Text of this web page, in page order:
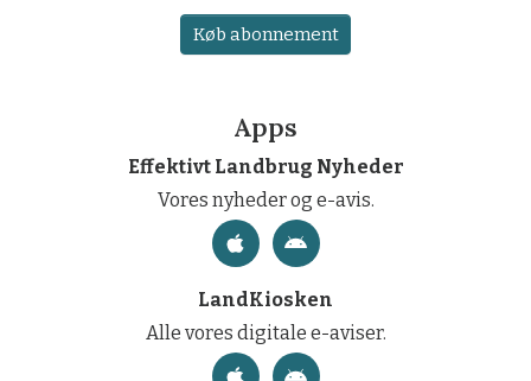
Køb abonnement
Apps
Effektivt Landbrug Nyheder
Vores nyheder og e-avis.
LandKiosken
Alle vores digitale e-aviser.